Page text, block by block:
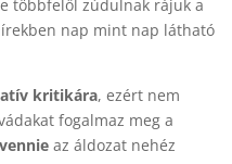
többfelől zúdulnak rájuk a
nap mint nap látható
kritikára, ezért nem
fogalmaz meg a
az áldozat nehéz